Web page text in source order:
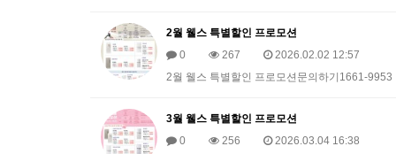
2월 웰스 특별할인 프로모션
0
267
2026.02.02 12:57
2월 웰스 특별할인 프로모션문의하기1661-9953
3월 웰스 특별할인 프로모션
0
256 2026.03.04 16:38